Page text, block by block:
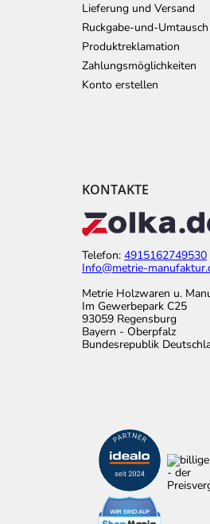
Lieferung und Versand
Ruckgabe-und-Umtausch
Produktreklamation
Zahlungsmöglichkeiten
Konto erstellen
KONTAKTE
Telefon: 4915162749530
Info@metrie-
Metrie Holzwaren u.
Im Gewerbepark C25
93059 Regensburg
Bayern - Oberpfalz
Bundesrepublik